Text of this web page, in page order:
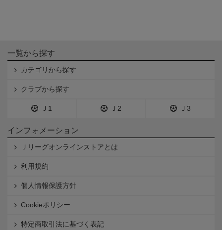
一覧から探す
カテゴリから探す
クラブから探す
Ｊ1 Ｊ2 Ｊ3
インフォメーション
Ｊリーグオンラインストアとは
利用規約
個人情報保護方針
Cookieポリシー
特定商取引法に基づく表記